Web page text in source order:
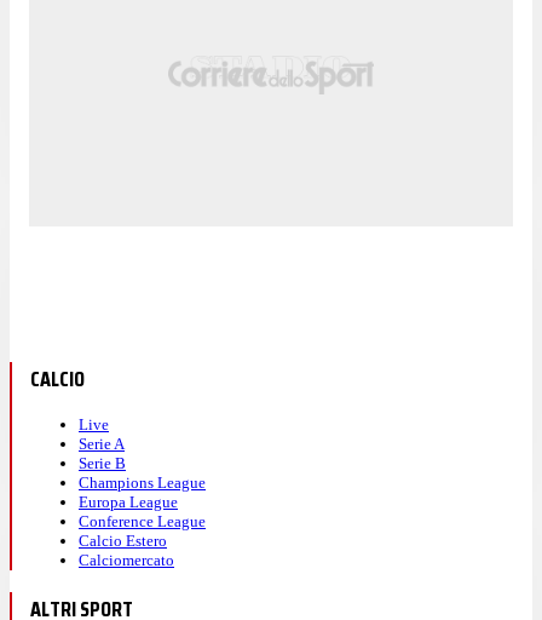
CALCIO
Live
Serie A
Serie B
Champions League
Europa League
Conference League
Calcio Estero
Calciomercato
ALTRI SPORT